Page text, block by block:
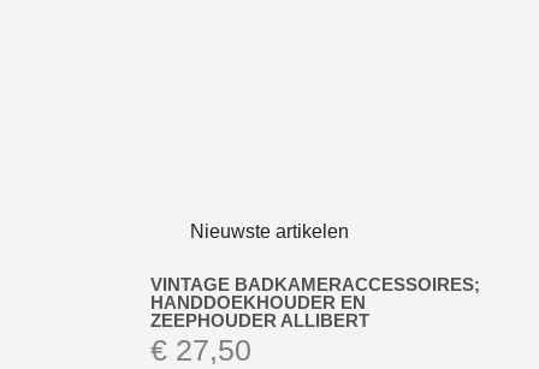
Nieuwste artikelen
VINTAGE BADKAMERACCESSOIRES;
HANDDOEKHOUDER EN
ZEEPHOUDER ALLIBERT
€ 27,50